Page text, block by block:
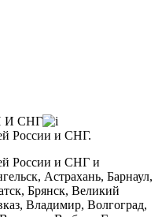
И СНГ
России и СНГ.
России и СНГ и
Астрахань, Барнаул,
Брянск, Великий
Владимир, Волгоград,